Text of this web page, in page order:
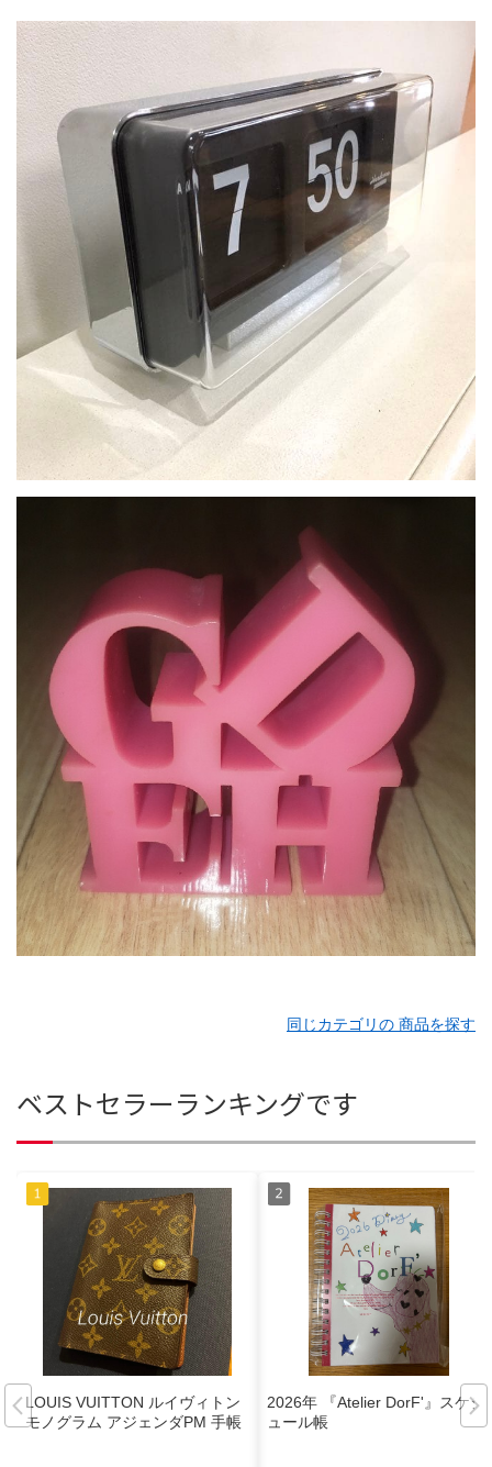
同じカテゴリの 商品を探す
ベストセラーランキングです
LOUIS VUITTON ルイヴィトン
モノグラム アジェンダPM 手帳
2026年 『Atelier DorF'』スケジ
ュール帳